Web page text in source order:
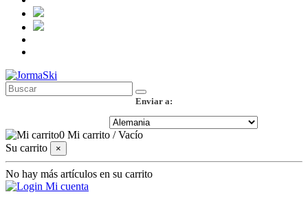
Enviar a:
0 Mi carrito /Vacío
Su carrito
×
No hay más artículos en su carrito
Mi cuenta